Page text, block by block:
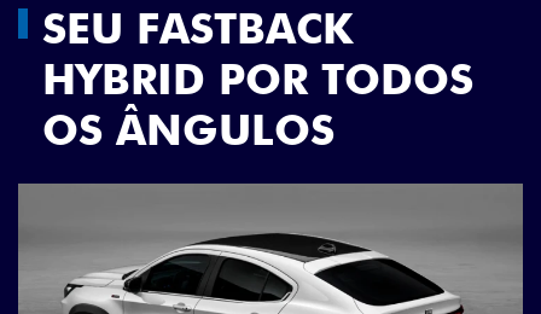
SEU FASTBACK
HYBRID POR TODOS
OS ÂNGULOS